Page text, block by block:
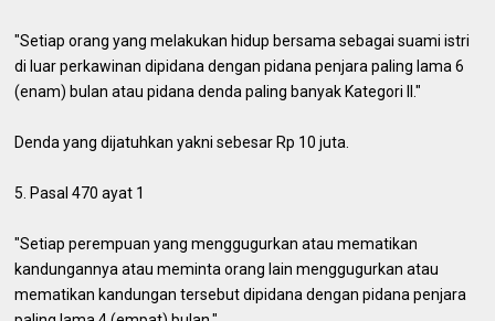
"Setiap orang yang melakukan hidup bersama sebagai suami istri
di luar perkawinan dipidana dengan pidana penjara paling lama 6
(enam) bulan atau pidana denda paling banyak Kategori II."
Denda yang dijatuhkan yakni sebesar Rp 10 juta.
5. Pasal 470 ayat 1
"Setiap perempuan yang menggugurkan atau mematikan
kandungannya atau meminta orang lain menggugurkan atau
mematikan kandungan tersebut dipidana dengan pidana penjara